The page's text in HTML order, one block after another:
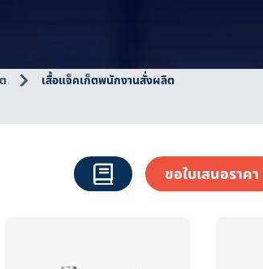
เสื้อแจ็คเก็ตพนักงานสั่งผลิต
ขอใบเสนอราคา